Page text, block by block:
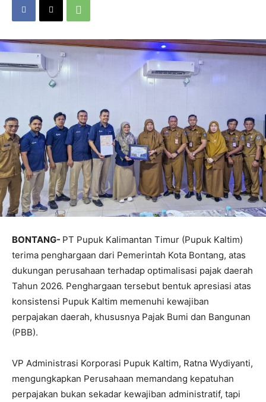
BONTANG- PT Pupuk Kalimantan Timur (Pupuk Kaltim)
terima penghargaan dari Pemerintah Kota Bontang, atas
dukungan perusahaan terhadap optimalisasi pajak daerah
Tahun 2026. Penghargaan tersebut bentuk apresiasi atas
konsistensi Pupuk Kaltim memenuhi kewajiban
perpajakan daerah, khususnya Pajak Bumi dan Bangunan
(PBB).
VP Administrasi Korporasi Pupuk Kaltim, Ratna Wydiyanti,
mengungkapkan Perusahaan memandang kepatuhan
perpajakan bukan sekadar kewajiban administratif, tapi